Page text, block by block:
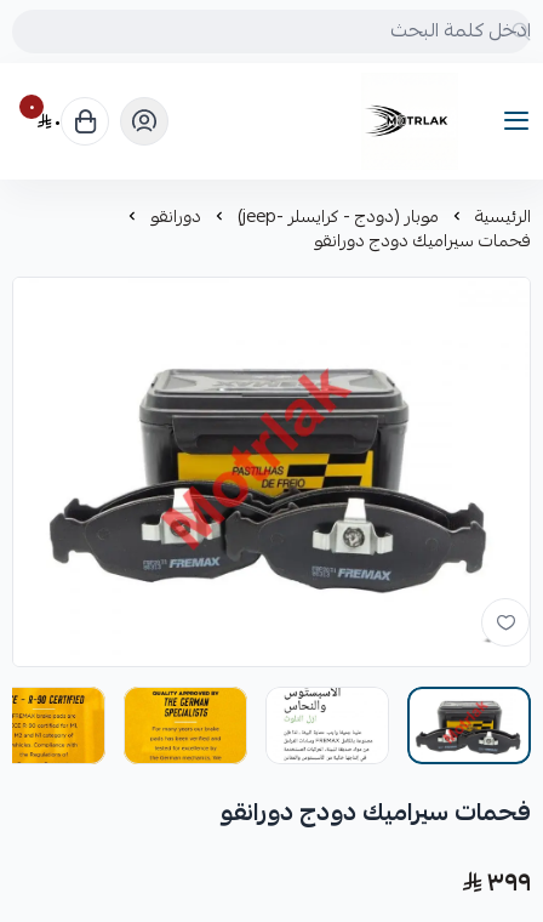
Motrlak
٠ ٠
الرئيسية موبار (دودج - كرايسلر -jeep) دورانقو
فحمات سيراميك دودج دورانقو
فحمات سيراميك دودج دورانقو
٣٩٩